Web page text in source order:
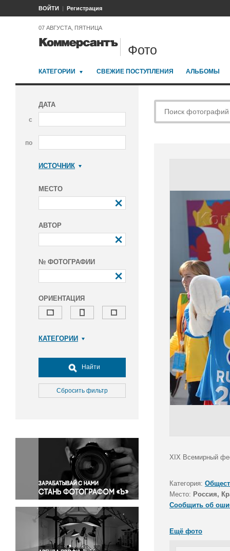
ВОЙТИ Регистрация
07 АВГУСТА, ПЯТНИЦА
Фото
КАТЕГОРИИ СВЕЖИЕ ПОСТУПЛЕНИЯ АЛЬБОМЫ
ДАТА
с
по
ИСТОЧНИК
МЕСТО
АВТОР
№ ФОТОГРАФИИ
ОРИЕНТАЦИЯ
КАТЕГОРИИ
Досуг, туризм и отдых
Культура
Медицина
Окружающая среда
Политика
Правосудие
Происшествия и конфликты
Религия
Светская жизнь
Спорт
Экология
Экономика и бизнес
Найти
Сбросить фильтр
XIX Всемирный
Категория:
Место: Россия,
Сообщить об
Ещё фото